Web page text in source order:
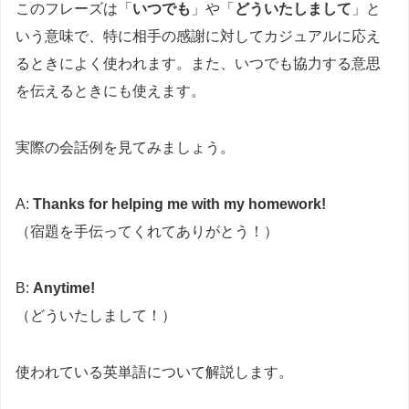
このフレーズは「 いつでも 」や「 どういたしまして 」と
いう意味で、特に相手の感謝に対してカジュアルに応え
るときによく使われます。また、いつでも協力する意思
を伝えるときにも使えます。
実際の会話例を見てみましょう。
A: Thanks for helping me with my homework!
（宿題を手伝ってくれてありがとう！）
B: Anytime!
（どういたしまして！）
使われている英単語について解説します。